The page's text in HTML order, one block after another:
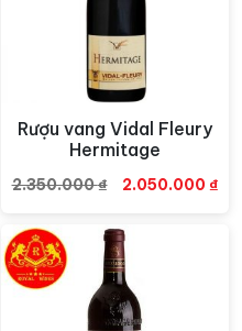
Xem nhanh
Rượu vang Vidal Fleury
Hermitage
2.350.000₫
Giá
là:
2.350.000 ₫.
2.050.000 ₫